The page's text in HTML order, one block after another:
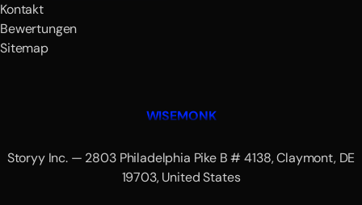
Kontakt
Bewertungen
Sitemap
WISEMONK
Storyy Inc. — 2803 Philadelphia Pike B # 4138, Claymont, DE
19703, United States